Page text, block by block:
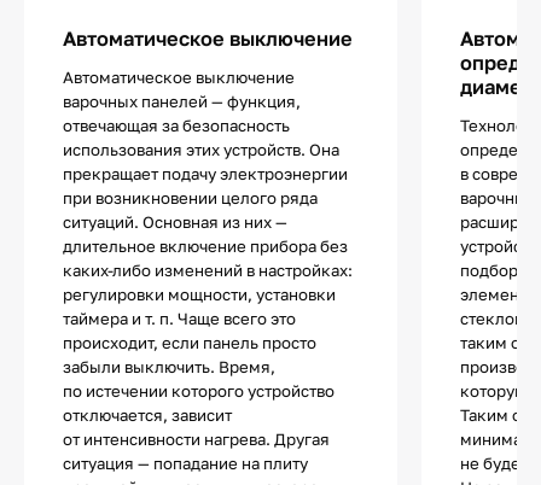
Автоматическое выключение
Автоматическое выключение
варочных панелей — функция,
отвечающая за безопасность
использования этих устройств. Она
прекращает подачу электроэнергии
при возникновении целого ряда
ситуаций. Основная из них —
длительное включение прибора без
каких-либо изменений в настройках:
регулировки мощности, установки
таймера и т. п. Чаще всего это
происходит, если панель просто
забыли выключить. Время,
по истечении которого устройство
отключается, зависит
от интенсивности нагрева. Другая
ситуация — попадание на плиту
в
варочных
подбор
элементы
таким
которую
Таким
не будет